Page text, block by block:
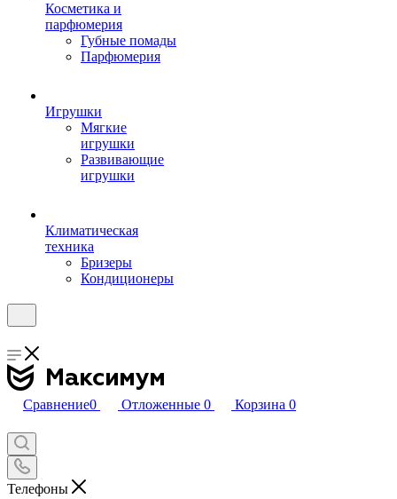
Косметика и
парфюмерия
Губные помады
Парфюмерия
Игрушки
Мягкие
игрушки
Развивающие
игрушки
Климатическая
техника
Бризеры
Кондиционеры
Сравнение0 Отложенные 0 Корзина 0
Телефоны